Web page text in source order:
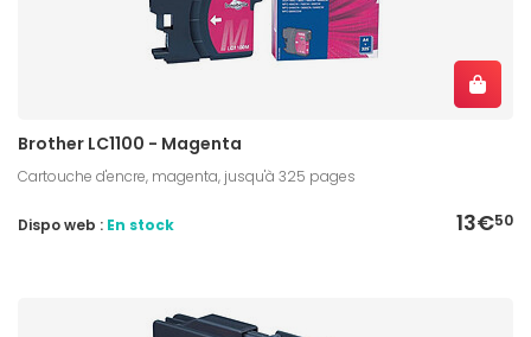
Brother LC1100 - Magenta
Cartouche d'encre, magenta, jusqu'à 325 pages
13€50
Dispo web : En stock